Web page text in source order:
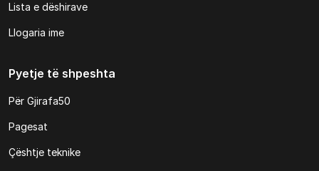
Lista e dëshirave
Llogaria ime
Pyetje të shpeshta
Për Gjirafa50
Pagesat
Çështje teknike